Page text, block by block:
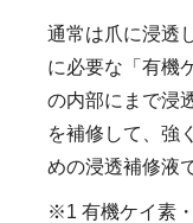
通常は爪に浸透
に必要な「有機
の内部にまで浸
を補修して、強
めの浸透補修液
※1 有機ケイ素